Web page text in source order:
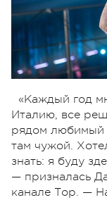
«Каждый год
Италию, все
рядом любимый
там чужой.
знать: я буду
— призналась
канале Тор. —